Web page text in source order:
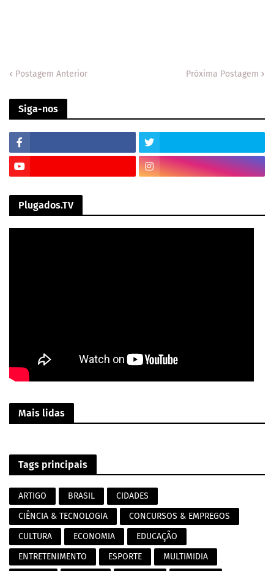
Postagem Anterior Próxima Postagem
Siga-nos
Plugados.TV
Mais lidas
Tags principais
ARTIGO BRASIL
CIDADES
CIÊNCIA & TECNOLOGIA
CONCURSOS & EMPREGOS
CULTURA
ECONOMIA
EDUCAÇÃO
ENTRETENIMENTO
ESPORTE MULTIMIDIA